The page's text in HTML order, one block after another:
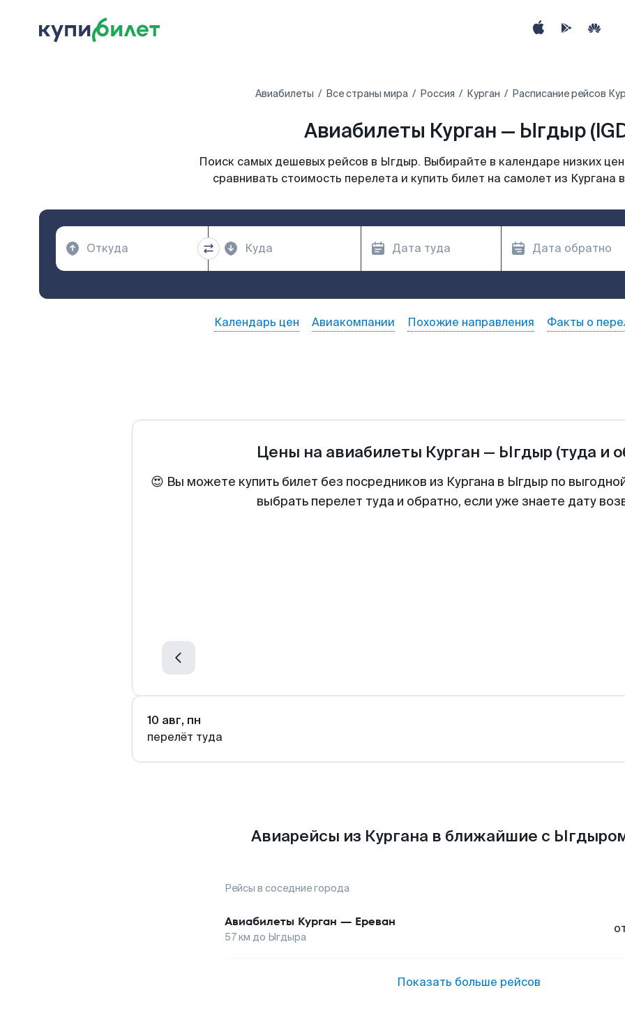
Авиабилеты Все страны мира Россия Курган Расписание рейсов
Авиабилеты Курган — Ыгдыр
Поиск самых дешевых рейсов в Ыгдыр. Выбирайте в календаре низких
сравнивать стоимость перелета и купить билет на самолет из Кургана
Календарь цен Авиакомпании Похожие направления Факты о
Цены на авиабилеты Курган — Ыгдыр (туда и
😍 Вы можете купить билет без посредников из Кургана в Ыгдыр по
выбрать перелет туда и обратно, если уже знаете дату
10 авг, пн
перелёт туда
Авиарейсы из Кургана в ближайшие с
Рейсы в соседние города
Авиабилеты Курган — Ереван
57км до Ыгдыра
Показать больше рейсов